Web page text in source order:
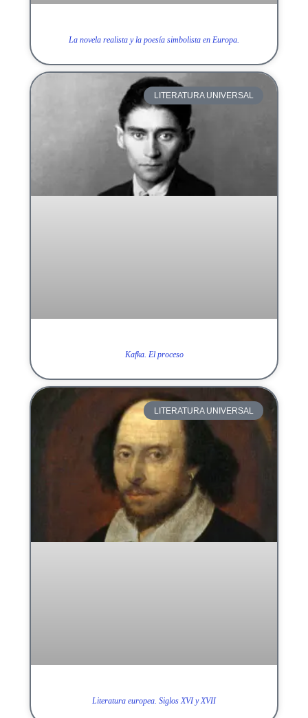
La novela realista y la poesía simbolista en Europa.
LITERATURA UNIVERSAL
Kafka. El proceso
LITERATURA UNIVERSAL
Literatura europea. Siglos XVI y XVII